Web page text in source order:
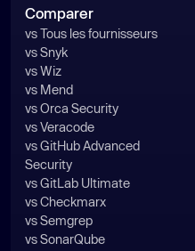
Comparer
vs Tous les fournisseurs
vs Snyk
vs Wiz
vs Mend
vs Orca Security
vs Veracode
vs GitHub Advanced
Security
vs GitLab Ultimate
vs Checkmarx
vs Semgrep
vs SonarQube